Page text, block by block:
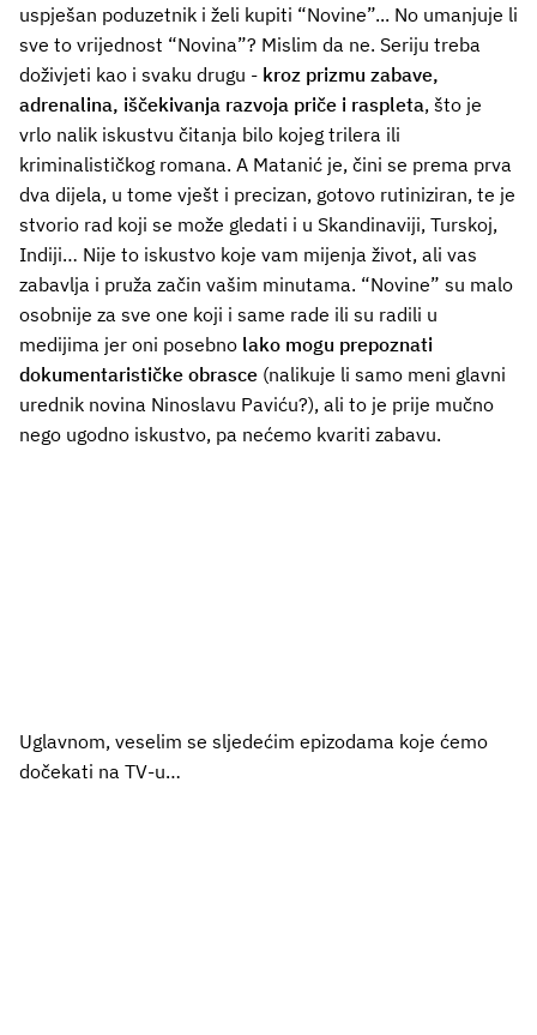
uspješan poduzetnik i želi kupiti “Novine”... No umanjuje li
sve to vrijednost “Novina”? Mislim da ne. Seriju treba
doživjeti kao i svaku drugu - kroz prizmu zabave,
adrenalina, iščekivanja razvoja priče i raspleta, što je
vrlo nalik iskustvu čitanja bilo kojeg trilera ili
kriminalističkog romana. A Matanić je, čini se prema prva
dva dijela, u tome vješt i precizan, gotovo rutiniziran, te je
stvorio rad koji se može gledati i u Skandinaviji, Turskoj,
Indiji… Nije to iskustvo koje vam mijenja život, ali vas
zabavlja i pruža začin vašim minutama. “Novine” su malo
osobnije za sve one koji i same rade ili su radili u
medijima jer oni posebno lako mogu prepoznati
dokumentarističke obrasce (nalikuje li samo meni glavni
urednik novina Ninoslavu Paviću?), ali to je prije mučno
nego ugodno iskustvo, pa nećemo kvariti zabavu.
Uglavnom, veselim se sljedećim epizodama koje ćemo
dočekati na TV-u…